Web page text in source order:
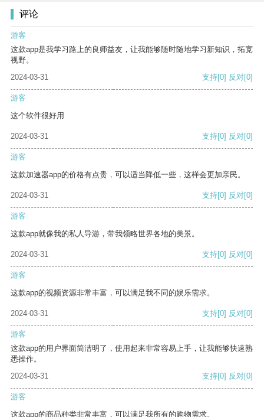
评论
游客
这款app是我学习路上的良师益友，让我能够随时随地学习新知识，拓宽
视野。
2024-03-31
支持[0] 反对[0]
游客
这个软件很好用
2024-03-31 支持[0] 反对[0]
游客
这款加速器app的价格有点贵，可以适当降低一些，这样会更加亲民。
2024-03-31 支持[0] 反对[0]
游客
这款app就像我的私人导游，带我领略世界各地的美景。
2024-03-31 支持[0] 反对[0]
游客
这款app的视频资源非常丰富，可以满足我不同的娱乐需求。
2024-03-31 支持[0] 反对[0]
游客
这款app的用户界面简洁明了，使用起来非常容易上手，让我能够快速熟
悉操作。
2024-03-31
支持[0] 反对[0]
游客
这款app的商品种类非常丰富，可以满足我所有的购物需求。